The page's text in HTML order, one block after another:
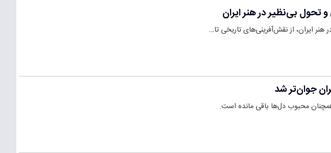
تحول بی‌نظیر در هنر ایران
ایران، از نقش‌آفرینی‌های تاریخی تا…
جوان‌تر شد
محبوب دل‌ها باقی مانده است.